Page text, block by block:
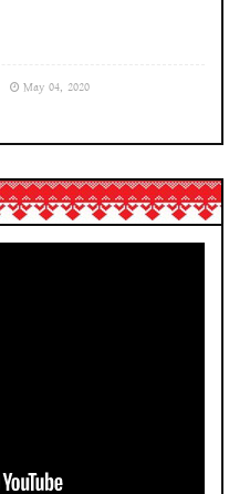
May 04, 2020